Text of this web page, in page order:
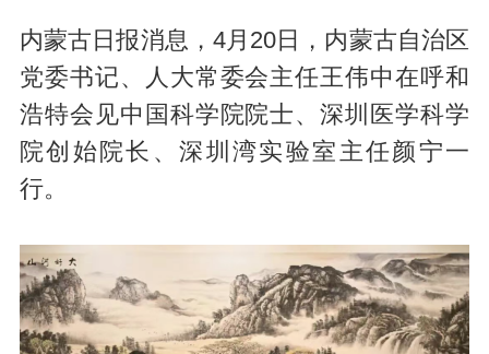
内蒙古日报消息，4月20日，内蒙古自治区
党委书记、人大常委会主任王伟中在呼和
浩特会见中国科学院院士、深圳医学科学
院创始院长、深圳湾实验室主任颜宁一
行。